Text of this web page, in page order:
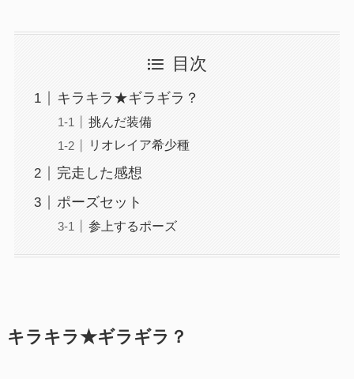
目次
キラキラ★ギラギラ？
挑んだ装備
リオレイア希少種
完走した感想
ポーズセット
参上するポーズ
キラキラ★ギラギラ？